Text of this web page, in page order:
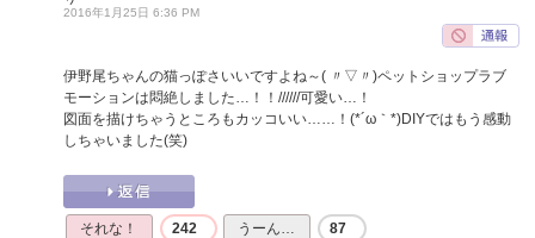
2016年1月25日 6:36 PM
伊野尾ちゃんの猫っぽさいいですよね～( 〃▽〃)ペットショップラブ
モーションは悶絶しました…！！//////可愛い…！
図面を描けちゃうところもカッコいい……！(*´ω｀*)DIYではもう感動
しちゃいました(笑)
それな！ 242 うーん… 87